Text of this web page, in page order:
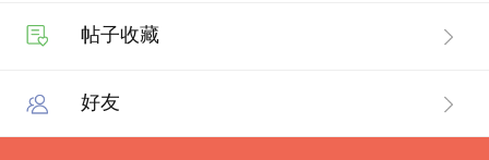
帖子收藏
好友